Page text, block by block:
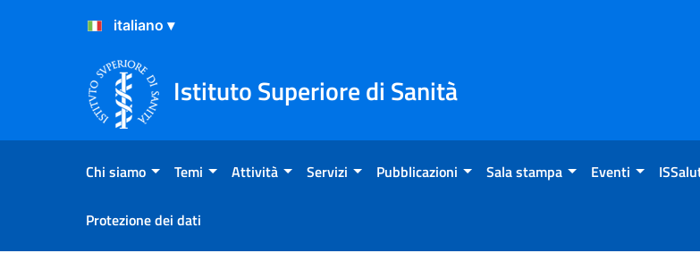
Salta al Contenuto
Salta al Footer
Istituto Superiore di Sanità
Chi siamo Temi Attività Servizi Pubblicazioni Sala stampa Eventi
Protezione dei dati